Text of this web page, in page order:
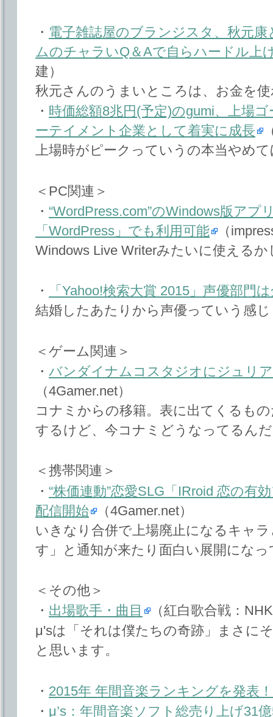
・ 電子雑誌屋のブランジスタ、秋元
ムのチャラいQ＆Aで自らハードル上
建）
秋元さんのうまいところは、お金を
・ 時価総額8兆円(予定)のgumi、上場
ーテイメント企業として着実に成長
上場時がピークっていうの本当やめ
＜PC関連＞
・ “WordPress.com”のWindows版アプ
「WordPress」でも利用可能
（
Windows Live Writerみたいに使えるか
・
「Yahoo!検索大賞 2015」声優部門
結婚したあたりから声優っていう感
＜ゲーム関連＞
・ バンダイナムコスタジオにジュリ
（4Gamer.net）
コナミからの移籍。表に出てくるも
するけど、今コナミどうなってるん
＜携帯関連＞
・ “株価連動”恋愛SLG「IRroid 恋の有
配信開始
（4Gamer.net）
いきなり合併で上場廃止になるキャ
す」と通知が来たり面白い展開にな
＜その他＞
・ 出場歌手・曲目
（紅白歌合戦：
μ'sは「それは僕たちの奇跡」まさに
と思います。
・ 2015年 年間音楽ランキングを発表！
・ μ’s：年間音楽ソフト総売り上げ31